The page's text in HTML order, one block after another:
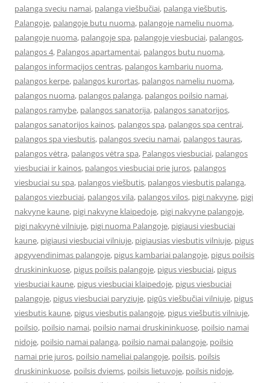
palanga sveciu namai, palanga viešbučiai, palanga viešbutis,
Palangoje, palangoje butu nuoma, palangoje nameliu nuoma,
palangoje nuoma, palangoje spa, palangoje viesbuciai, palangos,
palangos 4, Palangos apartamentai, palangos butu nuoma,
palangos informacijos centras, palangos kambariu nuoma,
palangos kerpe, palangos kurortas, palangos nameliu nuoma,
palangos nuoma, palangos palanga, palangos poilsio namai,
palangos ramybe, palangos sanatorija, palangos sanatorijos,
palangos sanatorijos kainos, palangos spa, palangos spa centrai,
palangos spa viesbutis, palangos sveciu namai, palangos tauras,
palangos vėtra, palangos vėtra spa, Palangos viesbuciai, palangos
viesbuciai ir kainos, palangos viesbuciai prie juros, palangos
viesbuciai su spa, palangos viešbutis, palangos viesbutis palanga,
palangos viezbuciai, palangos vila, palangos vilos, pigi nakvyne, pigi
nakvyne kaune, pigi nakvyne klaipedoje, pigi nakvyne palangoje,
pigi nakvynė vilniuje, pigi nuoma Palangoje, pigiausi viesbuciai
kaune, pigiausi viesbuciai vilniuje, pigiausias viesbutis vilniuje, pigus
apgyvendinimas palangoje, pigus kambariai palangoje, pigus poilsis
druskininkuose, pigus poilsis palangoje, pigus viesbuciai, pigus
viesbuciai kaune, pigus viesbuciai klaipedoje, pigus viesbuciai
palangoje, pigus viesbuciai paryziuje, pigūs viešbučiai vilniuje, pigus
viesbutis kaune, pigus viesbutis palangoje, pigus viešbutis vilniuje,
poilsio, poilsio namai, poilsio namai druskininkuose, poilsio namai
nidoje, poilsio namai palanga, poilsio namai palangoje, poilsio
namai prie juros, poilsio nameliai palangoje, poilsis, poilsis
druskininkuose, poilsis dviems, poilsis lietuvoje, poilsis nidoje,